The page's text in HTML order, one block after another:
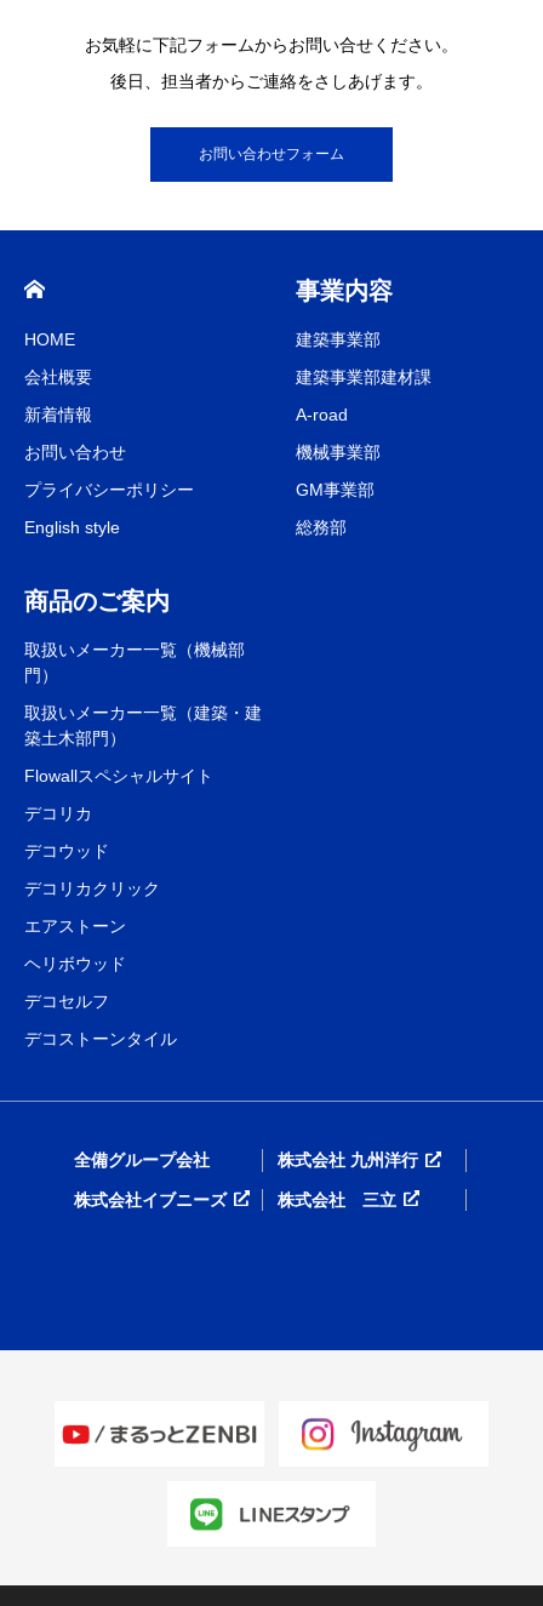
お気軽に下記フォームからお問い合せください。
後日、担当者からご連絡をさしあげます。
お問い合わせフォーム
HOME
会社概要
新着情報
お問い合わせ
プライバシーポリシー
English style
事業内容
建築事業部
建築事業部建材課
A-road
機械事業部
GM事業部
総務部
商品のご案内
取扱いメーカー一覧（機械部
門）
取扱いメーカー一覧（建築・建
築土木部門）
Flowallスペシャルサイト
デコリカ
デコウッド
デコリカクリック
エアストーン
ヘリボウッド
デコセルフ
デコストーンタイル
全備グループ会社 株式会社 九州洋行
株式会社イブニーズ 株式会社 三立